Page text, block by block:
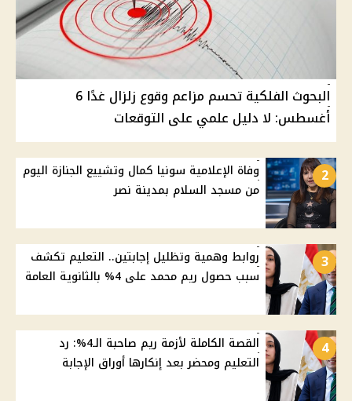
البحوث الفلكية تحسم مزاعم وقوع زلزال غدًا 6
أغسطس: لا دليل علمي على التوقعات
2
وفاة الإعلامية سونيا كمال وتشييع الجنازة اليوم
من مسجد السلام بمدينة نصر
3
روابط وهمية وتظليل إجابتين.. التعليم تكشف
سبب حصول ريم محمد على 4% بالثانوية العامة
4
القصة الكاملة لأزمة ريم صاحبة الـ4%: رد
التعليم ومحضر بعد إنكارها أوراق الإجابة